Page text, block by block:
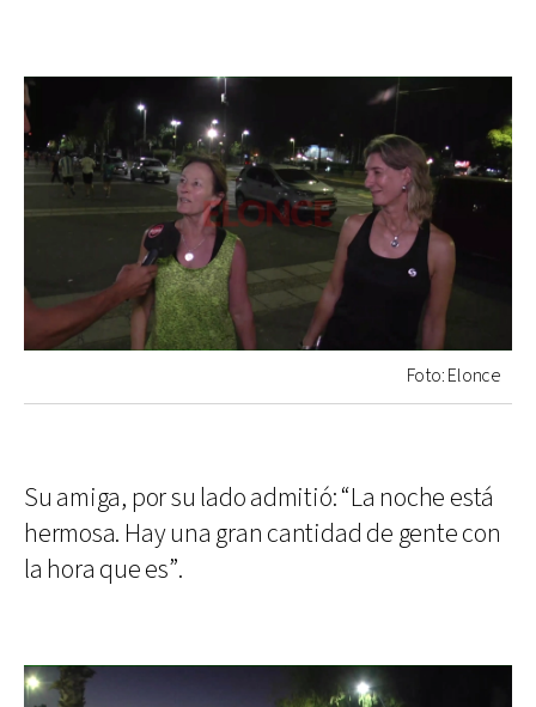
Foto: Elonce
Su amiga, por su lado admitió: “La noche está
hermosa. Hay una gran cantidad de gente con
la hora que es”.